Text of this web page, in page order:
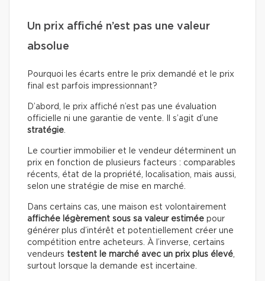
Un prix affiché n’est pas une valeur
absolue
Pourquoi les écarts entre le prix demandé et le prix
final est parfois impressionnant?
D’abord, le prix affiché n’est pas une évaluation
officielle ni une garantie de vente. Il s’agit d’une
stratégie.
Le courtier immobilier et le vendeur déterminent un
prix en fonction de plusieurs facteurs : comparables
récents, état de la propriété, localisation, mais aussi,
selon une stratégie de mise en marché.
Dans certains cas, une maison est volontairement
affichée légèrement sous sa valeur estimée pour
générer plus d’intérêt et potentiellement créer une
compétition entre acheteurs. À l’inverse, certains
vendeurs testent le marché avec un prix plus élevé,
surtout lorsque la demande est incertaine.